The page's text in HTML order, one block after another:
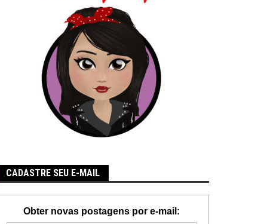
CADASTRE SEU E-MAIL
Obter novas postagens por e-mail: